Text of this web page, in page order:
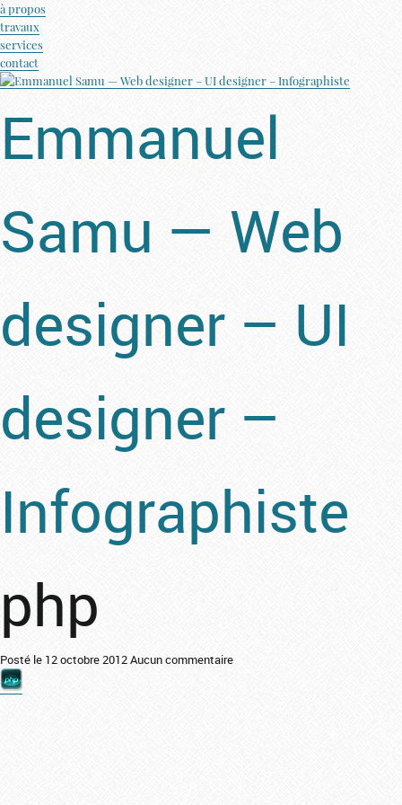
à propos
travaux
services
contact
Emmanuel
Samu — Web
designer – UI
designer –
Infographiste
php
Posté le 12 octobre 2012Aucun commentaire